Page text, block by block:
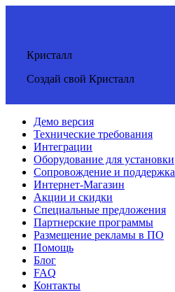
Кристалл
Создай свой Кристалл
Демо версия
Технические требования
Интеграции
Оборудование для установки
Сопровождение и поддержка
Интернет-Магазин
Акции и скидки
Специальные предложения
Партнерские программы
Размещение рекламы в ПО
Помощь
Блог
FAQ
Контакты